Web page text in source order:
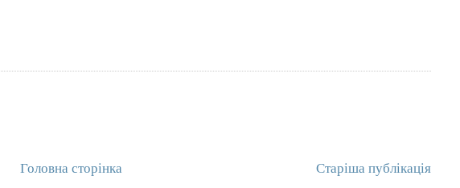
Старіша публікація
Головна сторінка